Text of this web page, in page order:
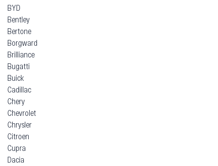
BYD
Bentley
Bertone
Borgward
Brilliance
Bugatti
Buick
Cadillac
Chery
Chevrolet
Chrysler
Citroen
Cupra
Dacia